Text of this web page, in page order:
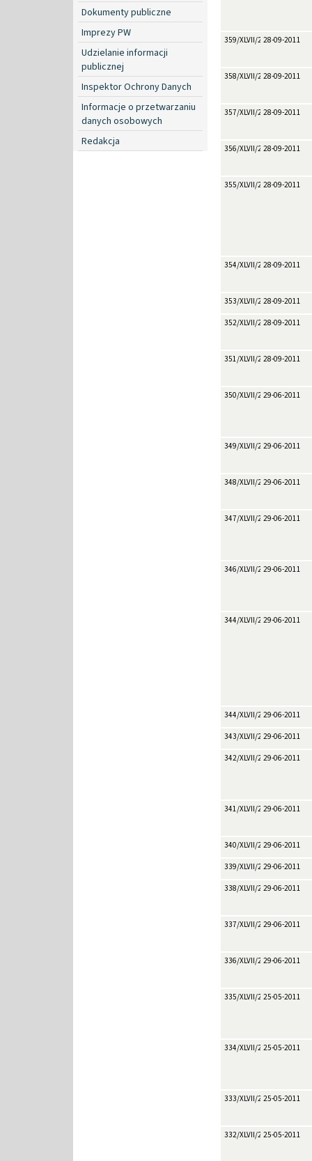
Dokumenty publiczne
Imprezy PW
Udzielanie informacji
publicznej
Inspektor Ochrony Danych
Informacje o przetwarzaniu
danych osobowych
Redakcja
359/XLVII/201128-09-2011
358/XLVII/201128-09-2011
357/XLVII/201128-09-2011
356/XLVII/201128-09-2011
355/XLVII/201128-09-2011
354/XLVII/201128-09-2011
353/XLVII/201128-09-2011
352/XLVII/201128-09-2011
351/XLVII/201128-09-2011
350/XLVII/201129-06-2011
349/XLVII/201129-06-2011
348/XLVII/201129-06-2011
347/XLVII/201129-06-2011
346/XLVII/201129-06-2011
344/XLVII/201129-06-2011
344/XLVII/201129-06-2011
343/XLVII/201129-06-2011
342/XLVII/201129-06-2011
341/XLVII/201129-06-2011
340/XLVII/201129-06-2011
339/XLVII/201129-06-2011
338/XLVII/201129-06-2011
337/XLVII/201129-06-2011
336/XLVII/201129-06-2011
335/XLVII/201125-05-2011
334/XLVII/201125-05-2011
333/XLVII/201125-05-2011
332/XLVII/201125-05-2011